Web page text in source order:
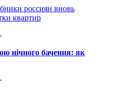
россиян вновь
квартир
нічного бачення: як